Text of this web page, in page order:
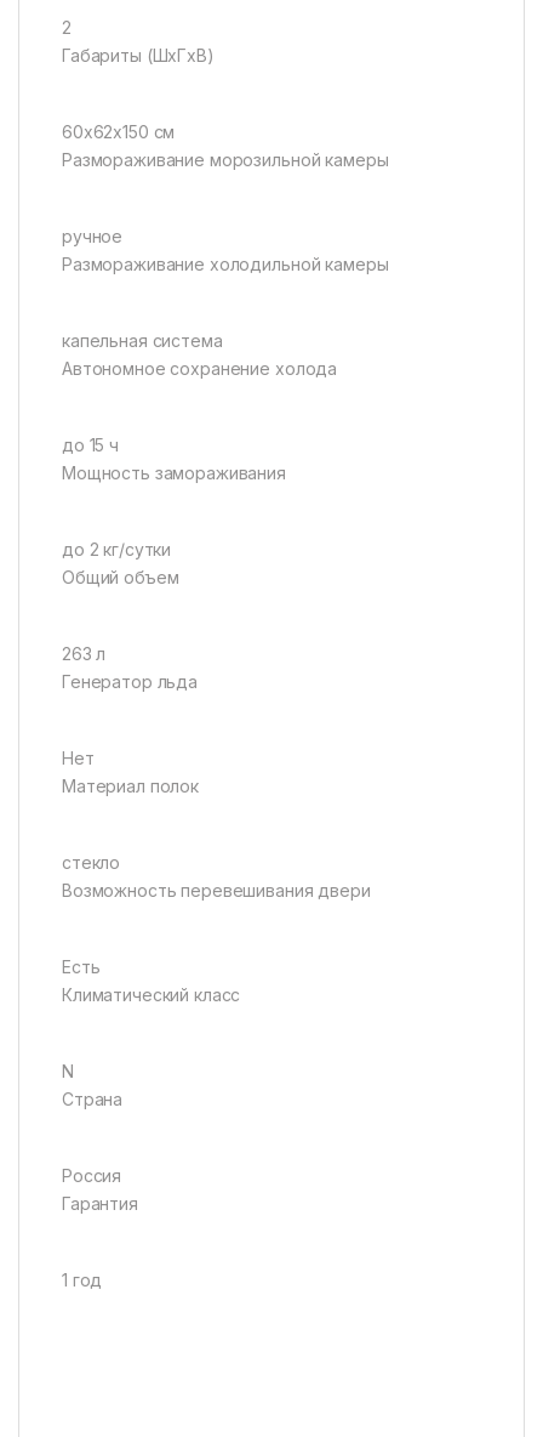
2
Габариты (ШxГxВ)
60x62x150 см
Размораживание морозильной камеры
ручное
Размораживание холодильной камеры
капельная система
Автономное сохранение холода
до 15 ч
Мощность замораживания
до 2 кг/cутки
Общий объем
263 л
Генератор льда
Нет
Материал полок
стекло
Возможность перевешивания двери
Есть
Климатический класс
N
Страна
Россия
Гарантия
1 год